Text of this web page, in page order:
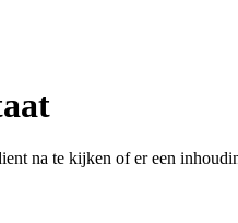
na te kijken of er een